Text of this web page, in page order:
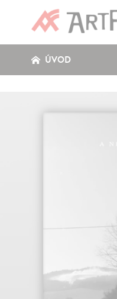
ÚVOD